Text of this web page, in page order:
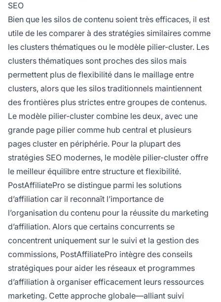
SEO
Bien que les silos de contenu soient très efficaces, il est
utile de les comparer à des stratégies similaires comme
les clusters thématiques ou le modèle pilier-cluster. Les
clusters thématiques sont proches des silos mais
permettent plus de flexibilité dans le maillage entre
clusters, alors que les silos traditionnels maintiennent
des frontières plus strictes entre groupes de contenus.
Le modèle pilier-cluster combine les deux, avec une
grande page pilier comme hub central et plusieurs
pages cluster en périphérie. Pour la plupart des
stratégies SEO modernes, le modèle pilier-cluster offre
le meilleur équilibre entre structure et flexibilité.
PostAffiliatePro se distingue parmi les solutions
d’affiliation car il reconnaît l’importance de
l’organisation du contenu pour la réussite du marketing
d’affiliation. Alors que certains concurrents se
concentrent uniquement sur le suivi et la gestion des
commissions, PostAffiliatePro intègre des conseils
stratégiques pour aider les réseaux et programmes
d’affiliation à organiser efficacement leurs ressources
marketing. Cette approche globale—alliant suivi